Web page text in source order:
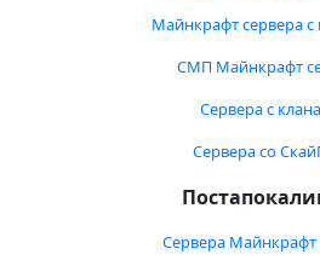
Майнкрафт сервера
СМП Майнкрафт
Сервера с
Сервера со
Сервера Майнкрафт